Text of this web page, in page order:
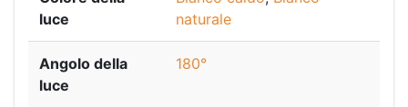
luce
naturale
Angolo della
luce
180°